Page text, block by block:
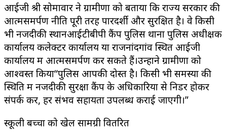
आईजी श्री सोमावार ने ग्रामीणों को बताया कि राज्य सरकार की
आत्मसमर्पण नीति पूरी तरह पारदर्शी और सुरक्षित है। वे किसी
भी नजदीकी स्थानआईटीबीपी कैंप पुलिस थाना पुलिस अधीक्षक
कार्यालय कलेक्टर कार्यालय या राजनांदगांव स्थित आईजी
कार्यालय में आत्मसमर्पण कर सकते हैं।उन्होंने ग्रामीणों को
आश्वस्त किया“पुलिस आपकी दोस्त है। किसी भी समस्या की
स्थिति में नजदीकी सुरक्षा कैंप के अधिकारियों से निडर होकर
संपर्क करें, हर संभव सहायता उपलब्ध कराई जाएगी।”
स्कूली बच्चों को खेल सामग्री वितरित